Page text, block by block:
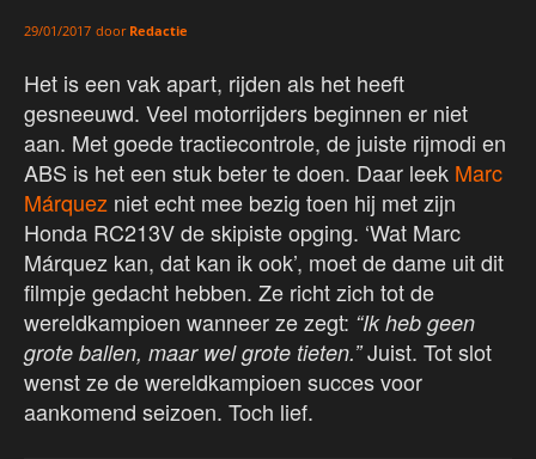
29/01/2017 door Redactie
Het is een vak apart, rijden als het heeft
gesneeuwd. Veel motorrijders beginnen er niet
aan. Met goede tractiecontrole, de juiste rijmodi en
ABS is het een stuk beter te doen. Daar leek Marc
Márquez niet echt mee bezig toen hij met zijn
Honda RC213V de skipiste opging. ‘Wat Marc
Márquez kan, dat kan ik ook’, moet de dame uit dit
filmpje gedacht hebben. Ze richt zich tot de
wereldkampioen wanneer ze zegt: “Ik heb geen
grote ballen, maar wel grote tieten.”Juist. Tot slot
wenst ze de wereldkampioen succes voor
aankomend seizoen. Toch lief.